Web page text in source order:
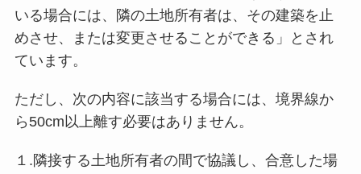
いる場合には、隣の土地所有者は、その建築を止
めさせ、または変更させることができる」とされ
ています。
ただし、次の内容に該当する場合には、境界線か
ら50cm以上離す必要はありません。
１.隣接する土地所有者の間で協議し、合意した場